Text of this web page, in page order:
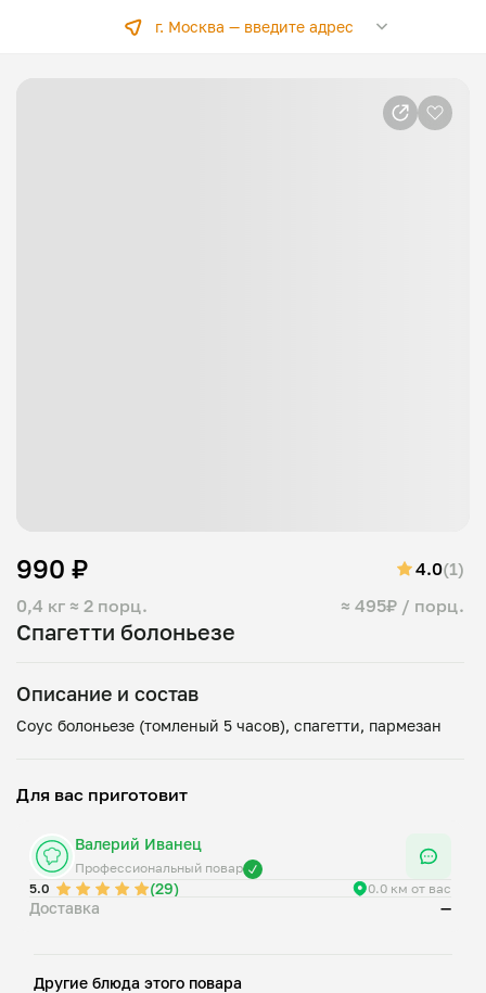
г. Москва —введите адрес
Спагетти болоньезе
0,4 кг ≈ 2 порц. ≈ 495₽ / порц.
990 ₽ 4.0(1)
Описание и состав
Для вас приготовит
Валерий Иванец
Профессиональный повар
5.0
(29) 0.0 км от вас
Доставка —
Другие блюда этого повара